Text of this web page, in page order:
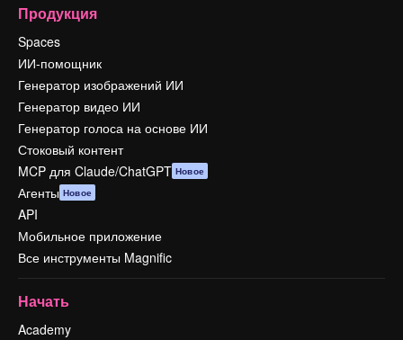
Продукция
Spaces
ИИ-помощник
Генератор изображений ИИ
Генератор видео ИИ
Генератор голоса на основе ИИ
Стоковый контент
MCP для Claude/ChatGPT Новое
Агенты Новое
API
Мобильное приложение
Все инструменты Magnific
Начать
Academy